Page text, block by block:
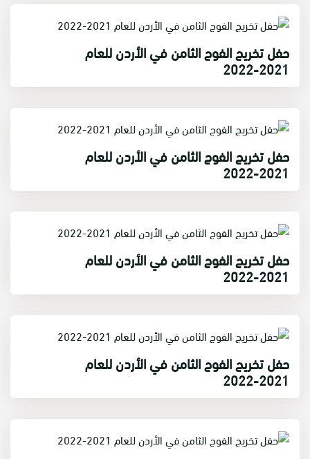
حفل تخريج الفوج الثامن في الأردن للعام
2021-2022
حفل تخريج الفوج الثامن في الأردن للعام
2021-2022
حفل تخريج الفوج الثامن في الأردن للعام
2021-2022
حفل تخريج الفوج الثامن في الأردن للعام
2021-2022